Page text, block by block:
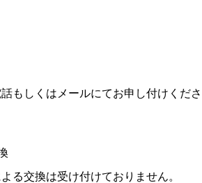
もしくはメールにてお申し付けくださ
る交換は受け付けておりません。